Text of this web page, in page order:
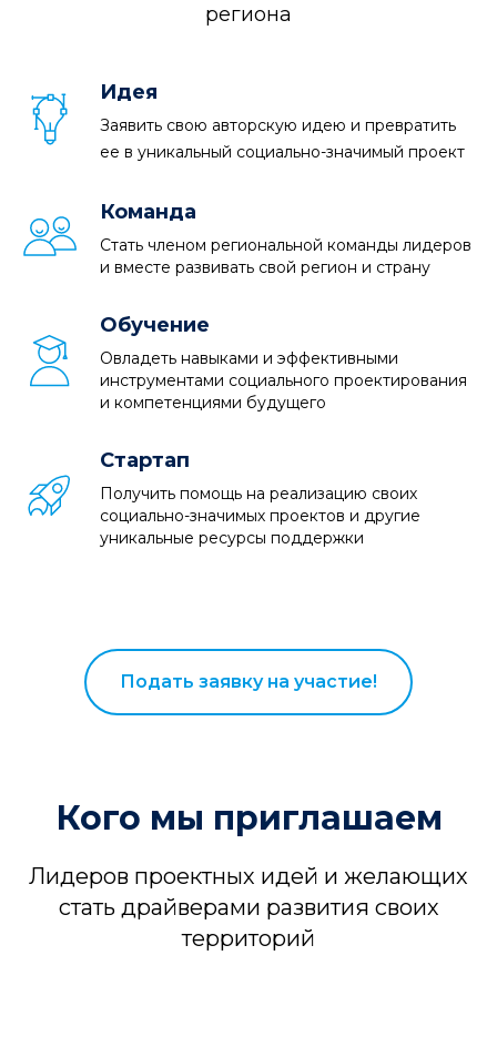
региона
Идея
Заявить свою авторскую идею и превратить
ее в уникальный социально-значимый проект
Команда
Стать членом региональной команды лидеров
и вместе развивать свой регион и страну
Обучение
Овладеть навыками и эффективными
инструментами социального проектирования
и компетенциями будущего
Стартап
Получить помощь на реализацию своих
социально-значимых проектов и другие
уникальные ресурсы поддержки
Подать заявку на участие!
Кого мы приглашаем
Лидеров проектных идей и желающих
стать драйверами развития своих
территорий